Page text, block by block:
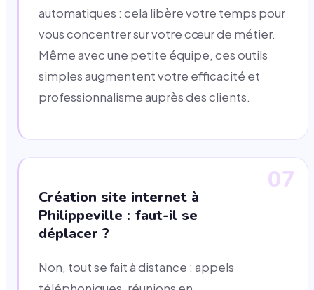
automatiques : cela libère votre temps pour
vous concentrer sur votre cœur de métier.
Même avec une petite équipe, ces outils
simples augmentent votre efficacité et
professionnalisme auprès des clients.
07
Création site internet à
Philippeville : faut-il se
déplacer ?
Non, tout se fait à distance : appels